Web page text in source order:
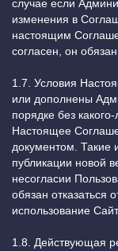
случае если
изменения в
настоящим
согласен, он
1.7. Условия
или дополнены
порядке без
Настоящее
документом. Такие
публикации новой
несогласии
обязан отказаться
использование
1.8. Действующая